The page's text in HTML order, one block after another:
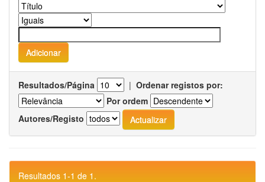
Resultados/Página | Ordenar registos por:
Por ordem
Autores/Registo
Resultados 1-1 de 1.